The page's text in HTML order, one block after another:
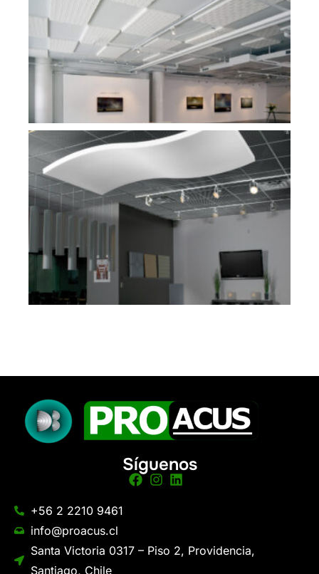
Síguenos
+56 2 2210 9461
info@proacus.cl
Santa Victoria 0317 – Piso 2, Providencia,
Santiago, Chile